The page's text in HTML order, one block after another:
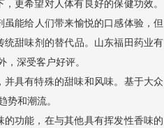
更希望对人体有良好的保健功效。
能给人们带来愉悦的口感体验，但
甜味剂的替代品。山东福田药业有
深受客户好评。
具有特殊的甜味和风味。基于大众
和潮流。
功能，在与其他具有挥发性香味的